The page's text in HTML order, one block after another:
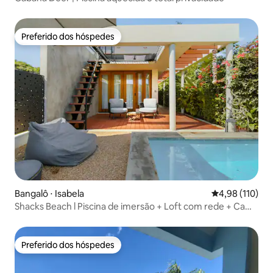
Preferido dos hóspedes
Preferido dos hóspedes
Bangalô ⋅ Isabela 4,98 de uma
4,98 (110)
Shacks Beach l Piscina de imersão + Loft com rede + Cama
Preferido dos hóspedes
Preferido dos hóspedes